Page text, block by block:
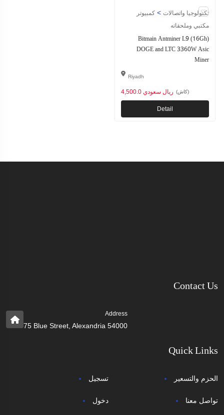
تكنولوجيا واتصالات > كمبيوتر
مكتبي وملحقاته
Bitmain Antminer L9 (16Gh)
DOGE and LTC 3360W Asic
Miner
Riyadh
4,500.0 ريال سعودي (كاش)
Detail
Contact Us
Address
75 Blue Street, Alexandria 54000
Quick Links
تسجيل
دخول
الحزم والتسعير
تواصل معنا